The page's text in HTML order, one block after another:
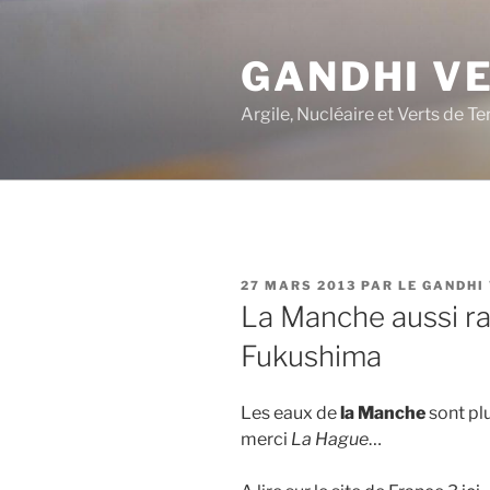
GANDHI
Argile, Nucléaire et Verts de
PUBLIÉ
LE
27 MARS 2013 PAR LE GANDHI
La Manche aussi
Fukushima
Les eaux de la Manchesont
merci La Hague…